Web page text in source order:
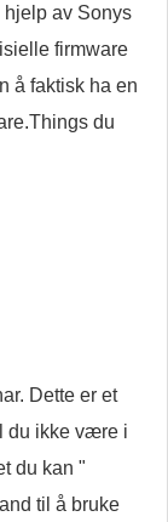
av Sonys
firmware
å faktisk ha en
du
Dette er et
du ikke være i
du kan "
til å bruke